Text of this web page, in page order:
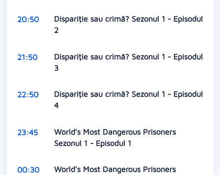
20:50
Dispariție sau crimă? Sezonul 1 - Episodul
2
21:50
Dispariție sau crimă? Sezonul 1 - Episodul
3
22:50
Dispariție sau crimă? Sezonul 1 - Episodul
4
23:45
World's Most Dangerous Prisoners
Sezonul 1 - Episodul 1
00:30
World's Most Dangerous Prisoners